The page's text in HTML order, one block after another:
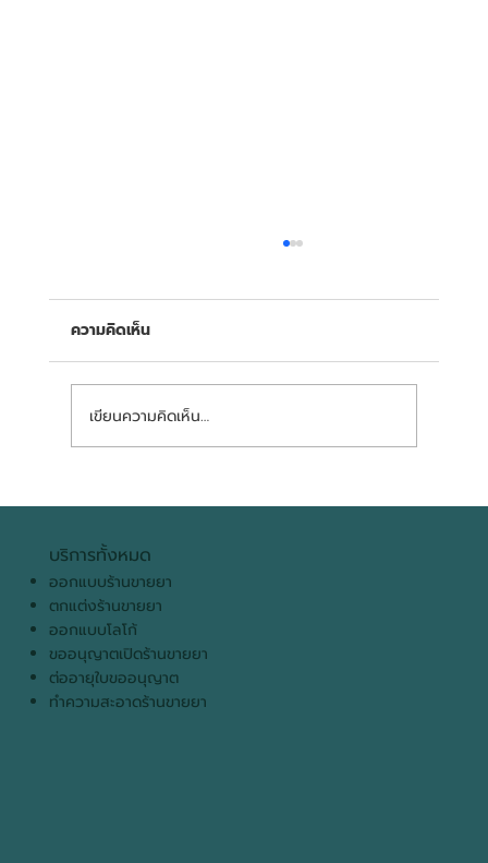
ร้านขายยาคุณภาพคืออะไร? อยากเข้าร่วม
ความคิดเห็น
เขียนความคิดเห็น…
บริการทั้งหมด
ออกแบบร้านขายยา
ตกแต่งร้านขายยา
ออกแบบโลโก้
ขออนุญาตเปิดร้านขายยา
ต่ออายุใบขออนุญาต
ทำความสะอาดร้านขายยา